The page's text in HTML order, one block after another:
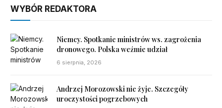
WYBÓR REDAKTORA
Niemcy. Spotkanie ministrów ws. zagrożenia
dronowego. Polska weźmie udział
6 sierpnia, 2026
Andrzej Morozowski nie żyje. Szczegóły
uroczystości pogrzebowych